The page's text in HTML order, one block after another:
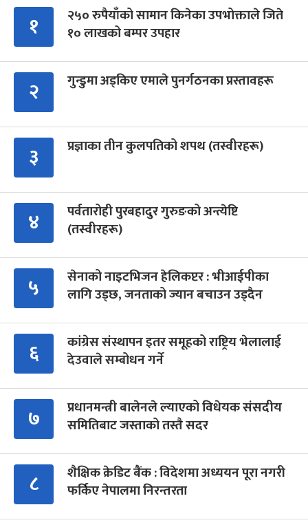
१
२५० रुपैयाँको सामान किनेका उपभोक्ताले जिते
१० लाखको बम्पर उपहार
२ गुन्डुमा अड्किए एमाले पुनर्गठनका प्रस्तावहरू
३ प्रज्ञाका तीन कुलपतिको शपथ (तस्वीरहरू)
४
पर्वतारोही पुरबहादुर गुरुङको अन्त्येष्टि
(तस्वीरहरू)
५
सेनाको नाइटभिजन हेलिकप्टर : भीआईपीका
लागि उड्छ, जनताको ज्यान बचाउन उड्दैन
६
कांग्रेस संस्थापन इतर समूहको राष्ट्रिय भेलालाई
देउवाले सम्बोधन गर्ने
७
प्रधानमन्त्री बालेनले ल्याएको विधेयक संसदीय
समितिबाट जस्ताको तस्तै सदर
८
शैक्षिक क्रेडिट बैंक : विदेशमा अध्ययन पूरा नगरी
फर्किए नेपालमा निरन्तरता